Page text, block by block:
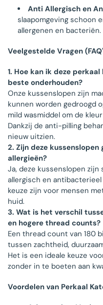
Anti Allergisch en
slaapomgeving schoon
allergenen en bacteriën.
Veelgestelde Vragen
1. Hoe kan ik deze
beste onderhouden?
Onze kussenslopen zijn
kunnen worden gedroogd
mild wasmiddel om de
Dankzij de anti-pilling
nieuw uitzien.
2. Zijn deze
allergieën?
Ja, deze kussenslopen
allergisch en
keuze zijn voor mensen
huid.
3. Wat is het verschil
en hogere thread counts?
Een thread count van 180
tussen zachtheid,
Het is een ideale keuze
zonder in te boeten aan
Voordelen van Perkaal